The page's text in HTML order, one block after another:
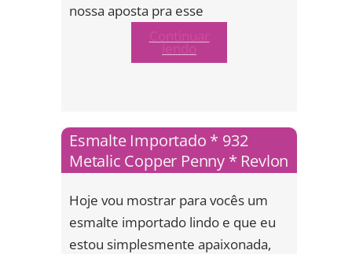
nossa aposta pra esse
lendo
Esmalte Importado * 932
Metalic Copper Penny * Revlon
Hoje vou mostrar para vocês um
esmalte importado lindo e que eu
estou simplesmente apaixonada,